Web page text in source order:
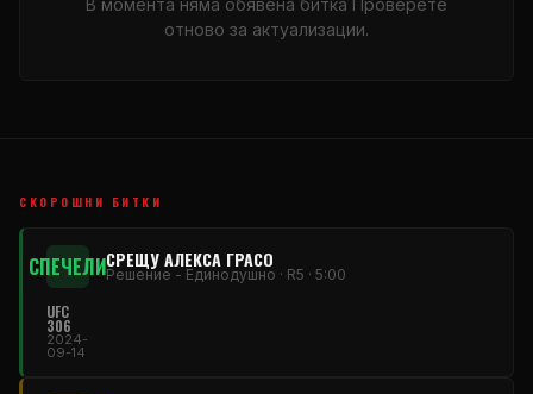
отново за актуализации.
СКОРОШНИ БИТКИ
СПЕЧЕЛИСРЕЩУ АЛЕКСА ГРАСО
Решение - Единодушно · R5 · 5:00
UFC
306
2024-
09-14